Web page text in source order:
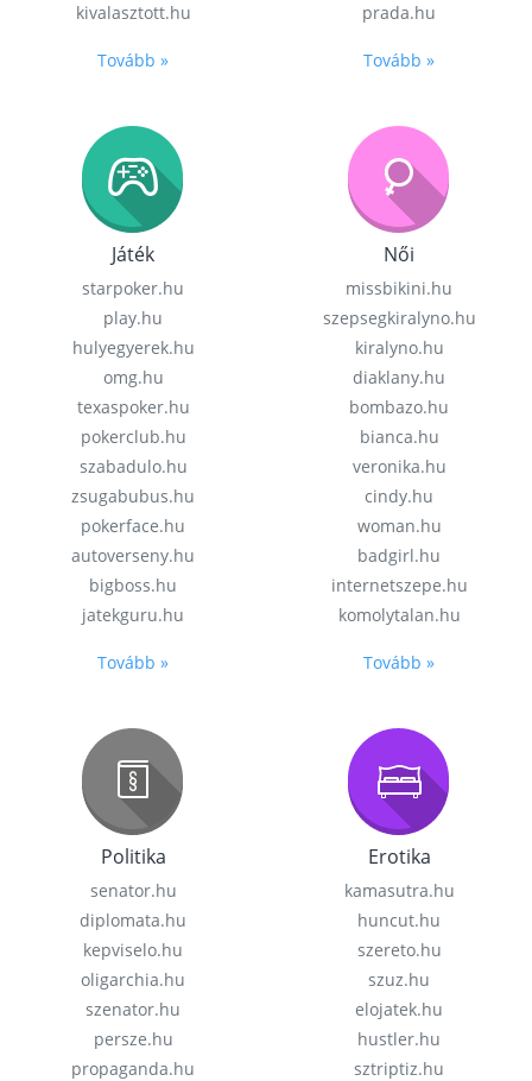
kivalasztott.hu
Tovább »
prada.hu
Tovább »
Játék
starpoker.hu
play.hu
hulyegyerek.hu
omg.hu
texaspoker.hu
pokerclub.hu
szabadulo.hu
zsugabubus.hu
pokerface.hu
autoverseny.hu
bigboss.hu
jatekguru.hu
Tovább »
Női
missbikini.hu
szepsegkiralyno.hu
kiralyno.hu
diaklany.hu
bombazo.hu
bianca.hu
veronika.hu
cindy.hu
woman.hu
badgirl.hu
internetszepe.hu
komolytalan.hu
Tovább »
Politika
senator.hu
diplomata.hu
kepviselo.hu
oligarchia.hu
szenator.hu
persze.hu
propaganda.hu
Erotika
kamasutra.hu
huncut.hu
szereto.hu
szuz.hu
elojatek.hu
hustler.hu
sztriptiz.hu